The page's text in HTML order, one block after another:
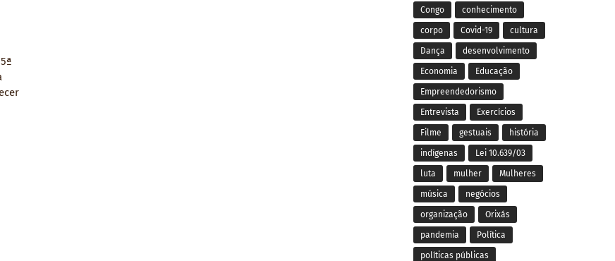
Congo conhecimento
corpo Covid-19 cultura
Dança desenvolvimento
Economia Educação
Empreendedorismo
Entrevista Exercícios
Filme gestuais história
indígenas Lei 10.639/03
luta mulher Mulheres
música negócios
organização Orixás
pandemia Política
políticas públicas